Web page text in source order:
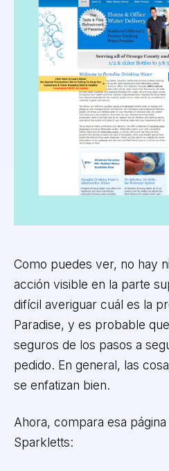
Como puedes ver, no hay
acción visible en la parte
difícil averiguar cuál es la
Paradise, y es probable
seguros de los pasos a
pedido. En general, las
se enfatizan bien.
Ahora, compara esa
Sparkletts: